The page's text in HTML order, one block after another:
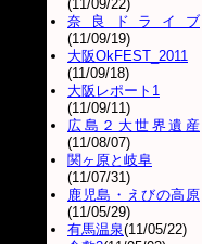
(11/09/22)
奈良ドライブ
(11/09/19)
大阪OkFEST_2011
(11/09/18)
大阪レポート1
(11/09/11)
広島２大世界遺産
(11/08/07)
関ヶ原と岐阜
(11/07/31)
鹿児島・えびの高原
(11/05/29)
有馬温泉(11/05/22)